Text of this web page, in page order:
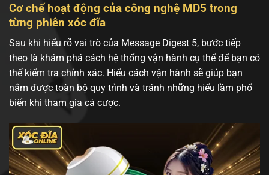
Cơ chế hoạt động của công nghệ MD5 trong
từng phiên xóc đĩa
Sau khi hiểu rõ vai trò của Message Digest 5, bước tiếp
theo là khám phá cách hệ thống vận hành cụ thể để bạn có
thể kiểm tra chính xác. Hiểu cách vận hành sẽ giúp bạn
nắm được toàn bộ quy trình và tránh những hiểu lầm phổ
biến khi tham gia cá cược.